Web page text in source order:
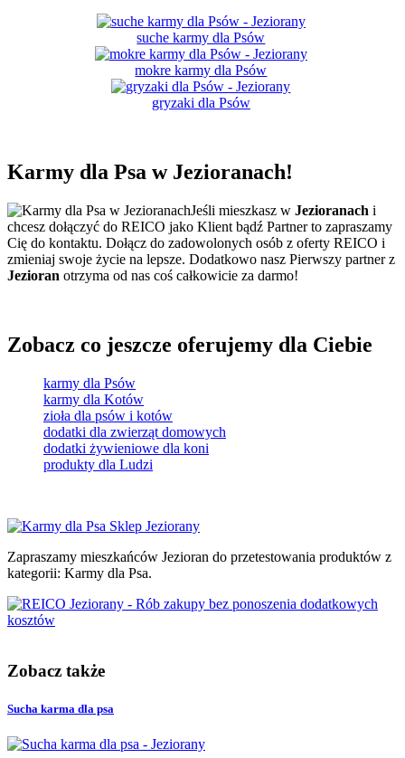
suche karmy dla Psów
mokre karmy dla Psów
gryzaki dla Psów
Karmy dla Psa w Jezioranach!
Jeśli mieszkasz w Jezioranach i
chcesz dołączyć do REICO jako Klient bądź Partner to zapraszamy
Cię do kontaktu. Dołącz do zadowolonych osób z oferty REICO i
zmieniaj swoje życie na lepsze. Dodatkowo nasz Pierwszy partner z
Jezioran otrzyma od nas coś całkowicie za darmo!
Zobacz co jeszcze oferujemy dla Ciebie
karmy dla Psów
karmy dla Kotów
zioła dla psów i kotów
dodatki dla zwierząt domowych
dodatki żywieniowe dla koni
produkty dla Ludzi
Zapraszamy mieszkańców Jezioran do przetestowania produktów z
kategorii: Karmy dla Psa.
Zobacz także
Sucha karma dla psa